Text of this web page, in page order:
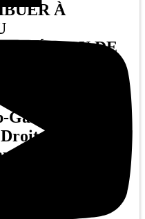
À
RÉSEAU DE
AIR SAINTE-
et Parc de
d’accès